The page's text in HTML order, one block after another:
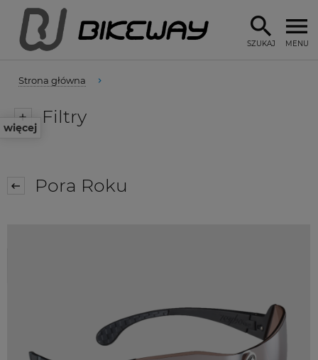
MENU
SZUKAJ
Strona główna
Filtry
więcej
Pora Roku